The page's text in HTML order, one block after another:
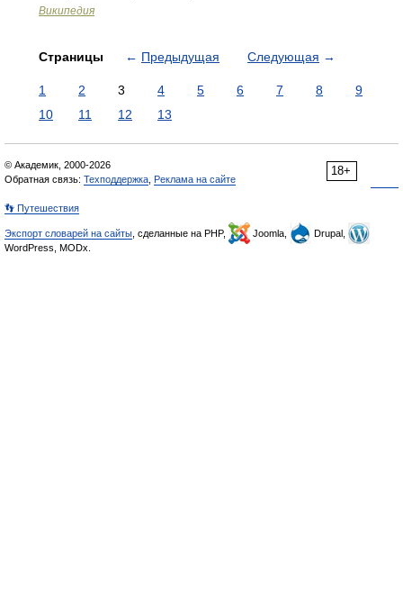
Википедия
Страницы ← Предыдущая Следующая →
1 2 3 4 5 6 7 8
9
10
11 12 13
18+
© Академик, 2000-2026
Обратная связь: Техподдержка Реклама на сайте
👣 Путешествия
Экспорт словарей на сайты , сделанные на PHP, Joomla,
Drupal,
WordPress, MODx.